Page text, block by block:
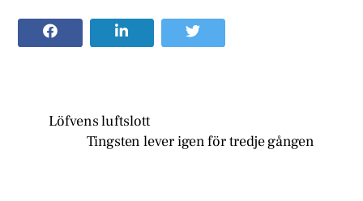
Löfvens luftslott
Tingsten lever igen för tredje gången